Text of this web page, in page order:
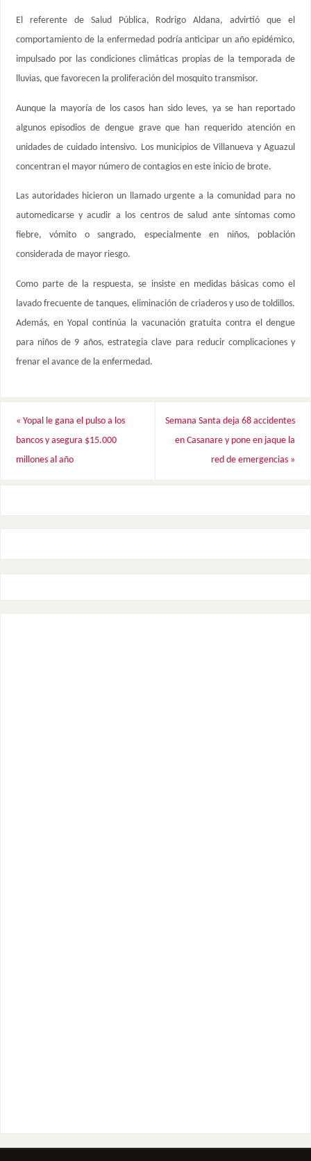
El referente de Salud Pública, Rodrigo Aldana, advirtió que el
comportamiento de la enfermedad podría anticipar un año epidémico,
impulsado por las condiciones climáticas propias de la temporada de
lluvias, que favorecen la proliferación del mosquito transmisor.
Aunque la mayoría de los casos han sido leves, ya se han reportado
algunos episodios de dengue grave que han requerido atención en
unidades de cuidado intensivo. Los municipios de Villanueva y Aguazul
concentran el mayor número de contagios en este inicio de brote.
Las autoridades hicieron un llamado urgente a la comunidad para no
automedicarse y acudir a los centros de salud ante síntomas como
fiebre, vómito o sangrado, especialmente en niños, población
considerada de mayor riesgo.
Como parte de la respuesta, se insiste en medidas básicas como el
lavado frecuente de tanques, eliminación de criaderos y uso de toldillos.
Además, en Yopal continúa la vacunación gratuita contra el dengue
para niños de 9 años, estrategia clave para reducir complicaciones y
frenar el avance de la enfermedad.
« Yopal le gana el pulso a los
bancos y asegura $15.000
millones al año
Semana Santa deja 68 accidentes
en Casanare y pone en jaque la
red de emergencias »